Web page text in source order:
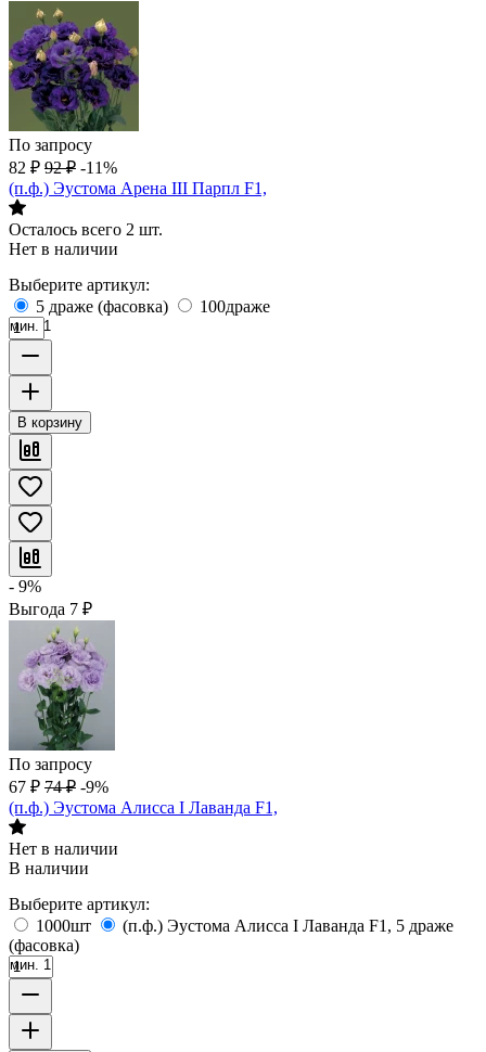
По запросу
82 ₽ 92 ₽ -11%
(п.ф.) Эустома Арена III Парпл F1,
Осталось всего 2 шт.
Нет в наличии
Выберите артикул:
5 драже (фасовка)
100драже
мин. 1
В корзину
- 9%
Выгода 7 ₽
По запросу
67 ₽ 74 ₽ -9%
(п.ф.) Эустома Алисса I Лаванда F1,
Нет в наличии
В наличии
Выберите артикул:
1000шт
(п.ф.) Эустома Алисса I Лаванда F1, 5 драже
(фасовка)
мин. 1